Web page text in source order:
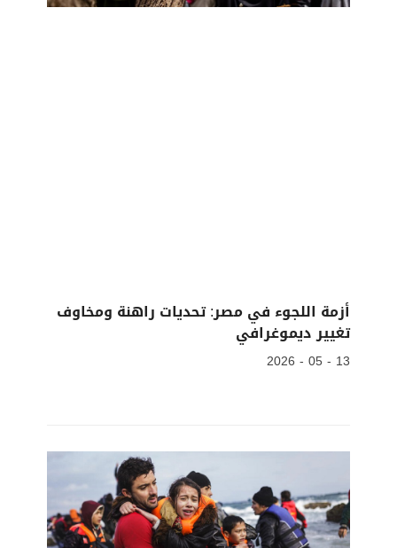
أزمة اللجوء في مصر: تحديات راهنة ومخاوف
تغيير ديموغرافي
13 - 05 - 2026